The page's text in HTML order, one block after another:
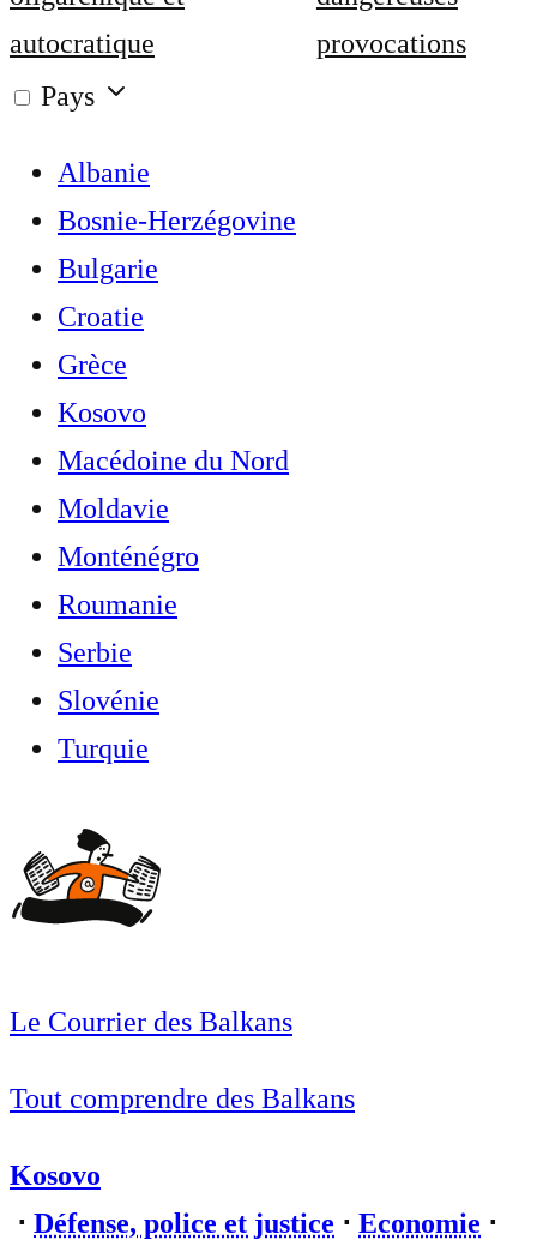
autocratique
provocations
Pays
Albanie
Bosnie-Herzégovine
Bulgarie
Croatie
Grèce
Kosovo
Macédoine du Nord
Moldavie
Monténégro
Roumanie
Serbie
Slovénie
Turquie
Le Courrier des Balkans
Tout comprendre des Balkans
Kosovo
⋅ Défense, police et justice ⋅ Economie ⋅